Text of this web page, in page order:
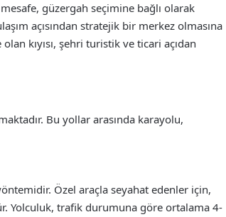
güzergah seçimine bağlı olarak
açısından stratejik bir merkez olmasına
kıyısı, şehri turistik ve ticari açıdan
Bu yollar arasında karayolu,
Özel araçla seyahat edenler için,
Yolculuk, trafik durumuna göre ortalama 4-